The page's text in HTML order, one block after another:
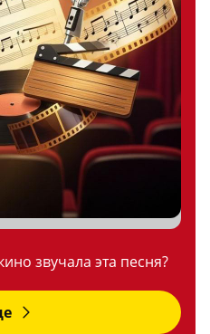
звучала эта песня?